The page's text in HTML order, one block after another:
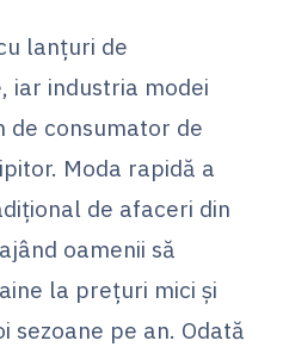
lanțuri de
iar industria modei
de consumator de
Moda rapidă a
de afaceri din
oamenii să
la prețuri mici și
sezoane pe an. Odată